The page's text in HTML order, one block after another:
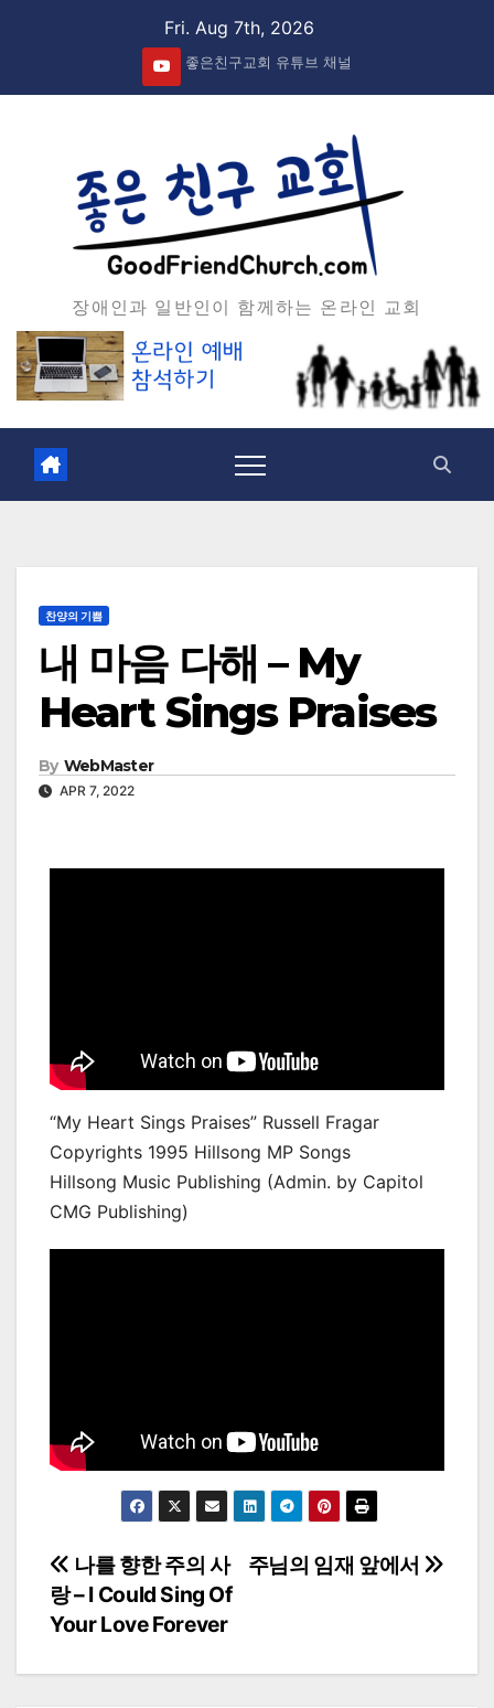
Fri. Aug 7th, 2026
좋은친구교회 유튜브 채널
장애인과 일반인이 함께하는 온라인 교회
찬양의 기쁨
내 마음 다해 – My
Heart Sings Praises
By WebMaster
APR 7, 2022
“My Heart Sings Praises” Russell Fragar
Copyrights 1995 Hillsong MP Songs
Hillsong Music Publishing (Admin. by Capitol
CMG Publishing)
Post
navigation
주님의 임재 앞에서
나를 향한 주의 사
랑 – I Could Sing Of
Your Love Forever